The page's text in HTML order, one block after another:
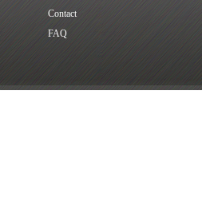
Contact
FAQ